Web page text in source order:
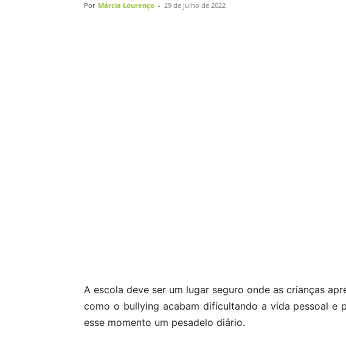
Por Márcia Lourenço - 29 de julho de 2022
A escola deve ser um lugar seguro onde as crianças
como o bullying acabam dificultando a vida pessoal e
esse momento um pesadelo diário.